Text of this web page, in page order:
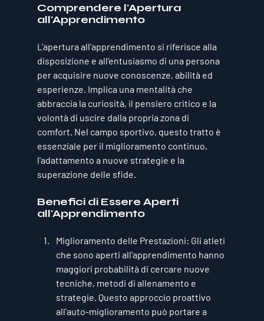
Comprendere l'Apertura
all'Apprendimento
L'apertura all'apprendimento si riferisce alla
disposizione e all'entusiasmo di una persona
per acquisire nuove conoscenze, abilità ed
esperienze. Implica una mentalità che
abbraccia la curiosità, il pensiero critico e la
volontà di uscire dalla propria zona di
comfort. Nel campo sportivo, questo tratto è
essenziale per il miglioramento continuo,
l'adattamento a nuove strategie e la
superazione delle sfide.
Benefici di Essere Aperti
all'Apprendimento
Miglioramento delle Prestazioni: Gli atleti
che sono aperti all'apprendimento hanno
maggiori probabilità di cercare nuove
tecniche, metodi di allenamento e
strategie. Questo approccio proattivo
all'auto-miglioramento può portare a